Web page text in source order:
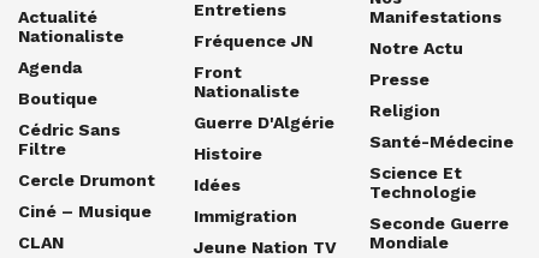
Actualité
Nationaliste
Agenda
Boutique
Cédric Sans
Filtre
Cercle Drumont
Ciné – Musique
CLAN
Entretiens
Fréquence JN
Front
Nationaliste
Guerre D'Algérie
Histoire
Idées
Immigration
Jeune Nation TV
Manifestations
Notre Actu
Presse
Religion
Santé-Médecine
Science Et
Technologie
Seconde Guerre
Mondiale